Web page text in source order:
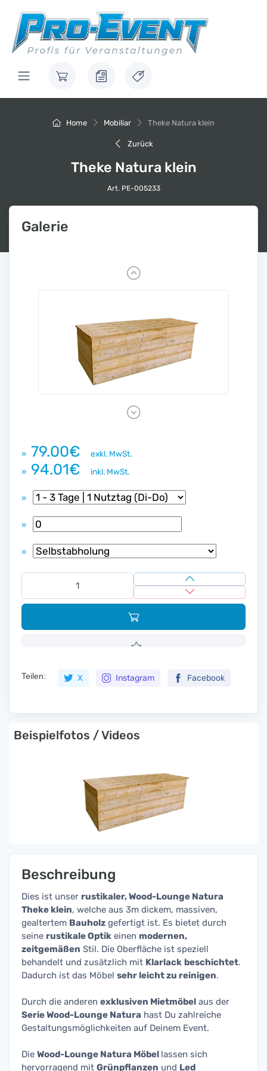
Home Mobiliar Theke Natura klein
Zurück
Theke Natura klein
Art. PE-005233
Galerie
P
r
v
i
o
u
N
» 79.00€
exkl. MwSt.
» 94.01€ inkl. MwSt.
»
»
»
Teilen: X Instagram Facebook
Beispielfotos / Videos
Beschreibung
Dies ist unser rustikaler, Wood-Lounge Natura
Theke klein, welche aus 3m dickem, massiven,
gealtertem Bauholz gefertigt ist. Es bietet durch
seine rustikale Optik einen modernen,
zeitgemäßen Stil. Die Oberfläche ist speziell
behandelt und zusätzlich mit Klarlack beschichtet.
Dadurch ist das Möbel sehr leicht zu reinigen.
Durch die anderen exklusiven Mietmöbel aus der
Serie Wood-Lounge Natura hast Du zahlreiche
Gestaltungsmöglichkeiten auf Deinem Event.
Die Wood-Lounge Natura Möbel lassen sich
hervorragend mit Grünpflanzen und Led